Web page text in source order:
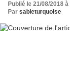
Publié le 21/08/2018 à
Par sableturquoise